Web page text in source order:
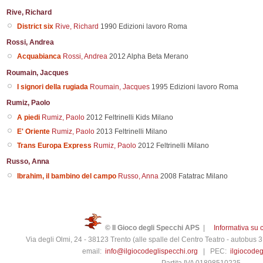
Rive, Richard
District six Rive, Richard 1990 Edizioni lavoro Roma
Rossi, Andrea
Acquabianca Rossi, Andrea 2012 Alpha Beta Merano
Roumain, Jacques
I signori della rugiada Roumain, Jacques 1995 Edizioni lavoro Roma
Rumiz, Paolo
A piedi Rumiz, Paolo 2012 Feltrinelli Kids Milano
E' Oriente Rumiz, Paolo 2013 Feltrinelli Milano
Trans Europa Express Rumiz, Paolo 2012 Feltrinelli Milano
Russo, Anna
Ibrahim, il bambino del campo Russo, Anna 2008 Fatatrac Milano
© Il Gioco degli Specchi APS|
Informativa su
Via degli Olmi, 24 - 38123 Trento (alle spalle del Centro Teatro - autobus
email: info@ilgiocodeglispecchi.org | PEC: